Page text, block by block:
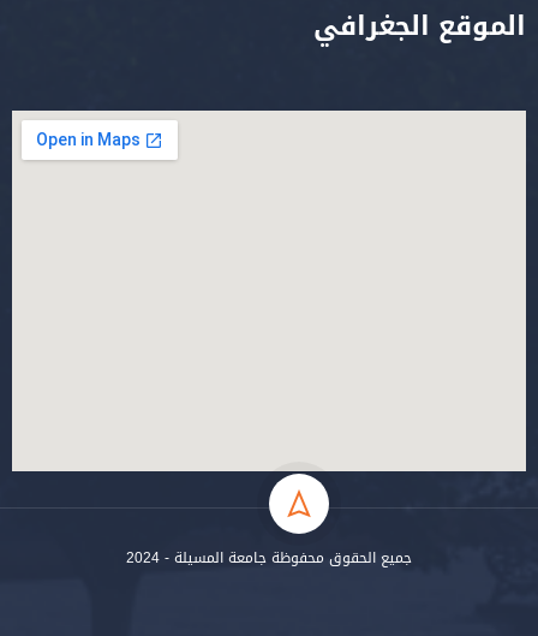
الموقع الجغرافي
جميع الحقوق محفوظة جامعة المسيلة - 2024